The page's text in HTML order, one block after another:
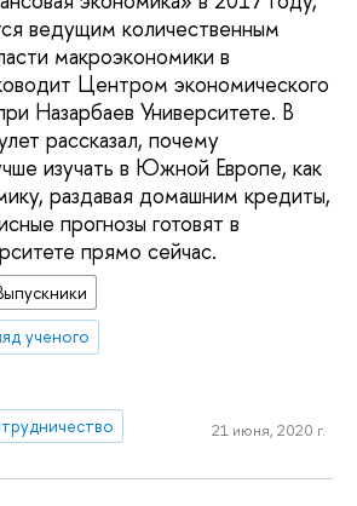
ведущим количественным
макроэкономики в
Центром экономического
Назарбаев Университете. В
рассказал, почему
изучать в Южной Европе, как
раздавая домашним кредиты,
прогнозы готовят в
прямо сейчас.
ученого
21 июня, 2020 г.